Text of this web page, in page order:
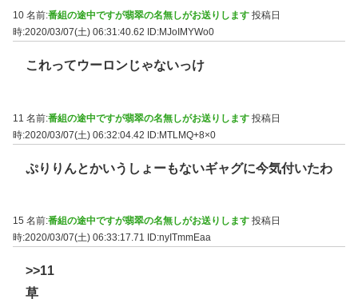
10 名前:番組の途中ですが翡翠の名無しがお送りします 投稿日
時:2020/03/07(土) 06:31:40.62
ID:MJoIMYWo0
これってウーロンじゃないっけ
11 名前:番組の途中ですが翡翠の名無しがお送りします 投稿日
時:2020/03/07(土) 06:32:04.42 ID:MTLMQ+8×0
ぷりりんとかいうしょーもないギャグに今気付いたわ
15 名前:番組の途中ですが翡翠の名無しがお送りします 投稿日
時:2020/03/07(土) 06:33:17.71
ID:nyITmmEaa
>>11
草